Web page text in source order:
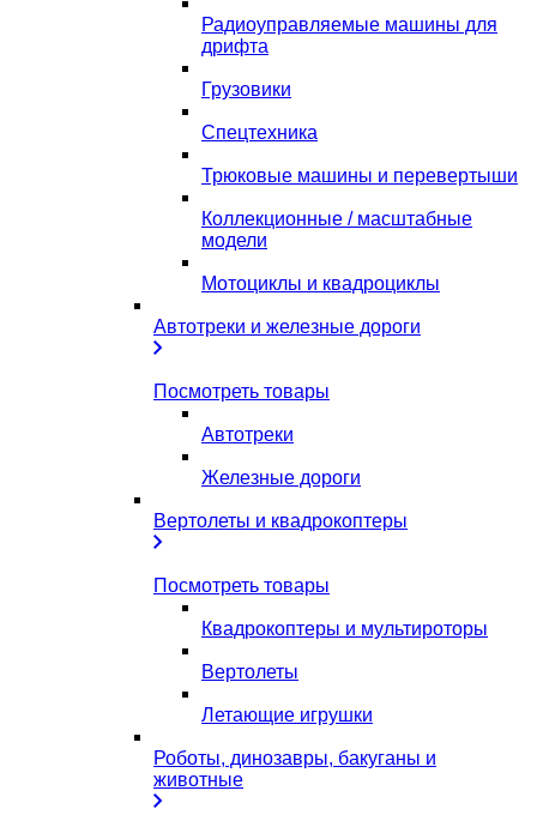
Радиоуправляемые машины для
дрифта
Грузовики
Спецтехника
Трюковые машины и перевертыши
Коллекционные / масштабные
модели
Мотоциклы и квадроциклы
Автотреки и железные дороги
Посмотреть товары
Автотреки
Железные дороги
Вертолеты и квадрокоптеры
Посмотреть товары
Квадрокоптеры и мультироторы
Вертолеты
Летающие игрушки
Роботы, динозавры, бакуганы и
животные